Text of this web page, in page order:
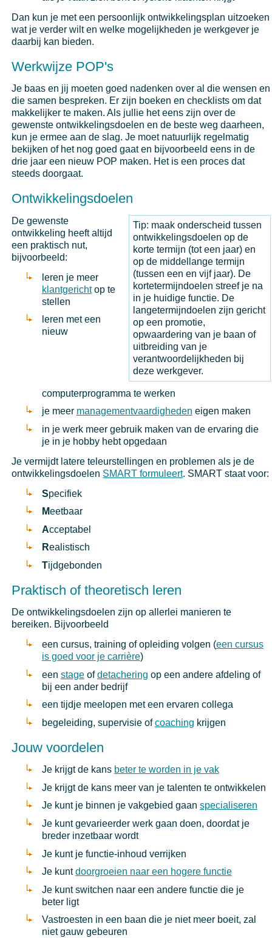
Dan kun je met een persoonlijk ontwikkelingsplan uitzoeken
wat je verder wilt en welke mogelijkheden je werkgever je
daarbij kan bieden.
Werkwijze POP's
Je baas en jij moeten goed nadenken over al die wensen en
die samen bespreken. Er zijn boeken en checklists om dat
makkelijker te maken. Als jullie het eens zijn over de
gewenste ontwikkelingsdoelen en de beste weg daarheen,
kun je ermee aan de slag. Je moet natuurlijk regelmatig
bekijken of het nog goed gaat en bijvoorbeeld eens in de
drie jaar een nieuw POP maken. Het is een proces dat
steeds doorgaat.
Ontwikkelingsdoelen
Tip: maak onderscheid tussen
ontwikkelingsdoelen op de
korte termijn (tot een jaar) en
op de middellange termijn
(tussen een en vijf jaar). De
kortetermijndoelen streef je na
in je huidige functie. De
langetermijndoelen zijn gericht
op een promotie,
opwaardering van je baan of
uitbreiding van je
verantwoordelijkheden bij
deze werkgever.
De gewenste
ontwikkeling heeft altijd
een praktisch nut,
bijvoorbeeld:
leren je meer
klantgerichtop te
stellen
leren met een
nieuw
computerprogramma te werken
je meer managementvaardigheden eigen maken
in je werk meer gebruik maken van de ervaring die
je in je hobby hebt opgedaan
Je vermijdt latere teleurstellingen en problemen als je de
ontwikkelingsdoelen SMART formuleert. SMART staat voor:
Specifiek
Meetbaar
Acceptabel
Realistisch
Tijdgebonden
Praktisch of theoretisch leren
De ontwikkelingsdoelen zijn op allerlei manieren te
bereiken. Bijvoorbeeld
een cursus, training of opleiding volgen (een cursus
is goed voor je carrière)
een stageofdetachering op een andere afdeling of
bij een ander bedrijf
een tijdje meelopen met een ervaren collega
begeleiding, supervisie ofcoaching krijgen
Jouw voordelen
Je krijgt de kans beter te worden in je vak
Je krijgt de kans meer van je talenten te ontwikkelen
Je kunt je binnen je vakgebied gaan specialiseren
Je kunt gevarieerder werk gaan doen, doordat je
breder inzetbaar wordt
Je kunt je functie-inhoud verrijken
Je kuntdoorgroeien naar een hogere functie
Je kunt switchen naar een andere functie die je
beter ligt
Vastroesten in een baan die je niet meer boeit, zal
niet gauw gebeuren